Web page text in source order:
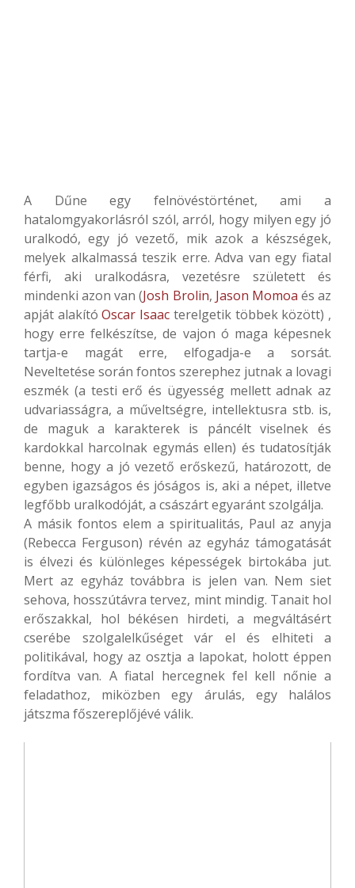
A Dűne egy felnövéstörténet, ami a
hatalomgyakorlásról szól, arról, hogy milyen egy jó
uralkodó, egy jó vezető, mik azok a készségek,
melyek alkalmassá teszik erre. Adva van egy fiatal
férfi, aki uralkodásra, vezetésre született és
mindenki azon van (Josh Brolin, Jason Momoa és az
apját alakítóOscar Isaac terelgetik többek között) ,
hogy erre felkészítse, de vajon ó maga képesnek
tartja-e magát erre, elfogadja-e a sorsát.
Neveltetése során fontos szerephez jutnak a lovagi
eszmék (a testi erő és ügyesség mellett adnak az
udvariasságra, a műveltségre, intellektusra stb. is,
de maguk a karakterek is páncélt viselnek és
kardokkal harcolnak egymás ellen) és tudatosítják
benne, hogy a jó vezető erőskezű, határozott, de
egyben igazságos és jóságos is, aki a népet, illetve
legfőbb uralkodóját, a császárt egyaránt szolgálja.
A másik fontos elem a spiritualitás, Paul az anyja
(Rebecca Ferguson) révén az egyház támogatását
is élvezi és különleges képességek birtokába jut.
Mert az egyház továbbra is jelen van. Nem siet
sehova, hosszútávra tervez, mint mindig. Tanait hol
erőszakkal, hol békésen hirdeti, a megváltásért
cserébe szolgalelkűséget vár el és elhiteti a
politikával, hogy az osztja a lapokat, holott éppen
fordítva van. A fiatal hercegnek fel kell nőnie a
feladathoz, miközben egy árulás, egy halálos
játszma főszereplőjévé válik.